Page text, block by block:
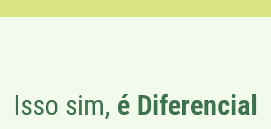
Isso sim, é Diferencial